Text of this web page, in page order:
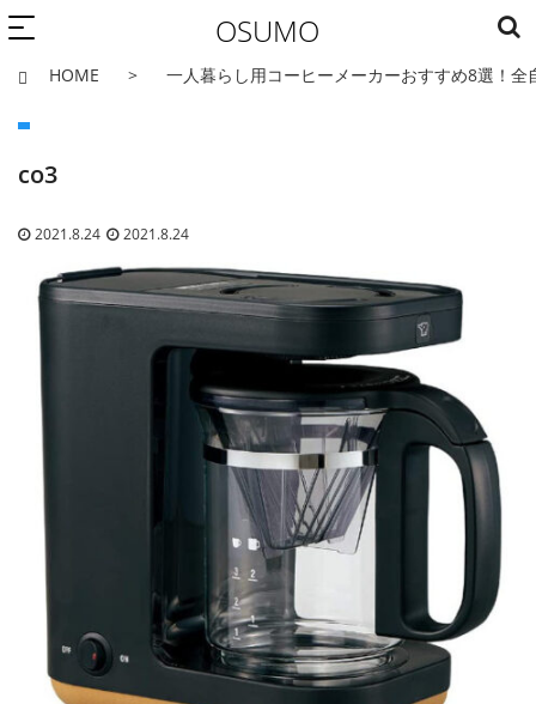
OSUMO
HOME 一人暮らし用コーヒーメーカーおすすめ8選！
co3
2021.8.24 2021.8.24